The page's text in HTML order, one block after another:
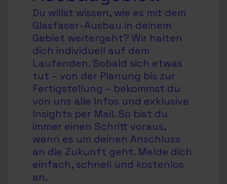
Du willst wissen, wie es mit dem
Glasfaser-Ausbau in deinem
Gebiet weitergeht? Wir halten
dich individuell auf dem
Laufenden. Sobald sich etwas
tut – von der Planung bis zur
Fertigstellung – bekommst du
von uns alle Infos und exklusive
Insights per Mail. So bist du
immer einen Schritt voraus,
wenn es um deinen Anschluss
an die Zukunft geht. Melde dich
einfach, schnell und kostenlos
an.